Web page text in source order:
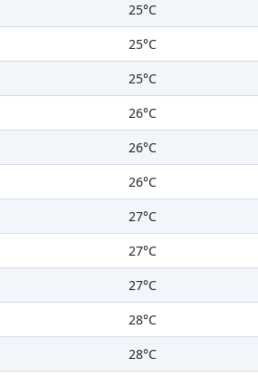
25°C
25°C
25°C
26°C
26°C
26°C
27°C
27°C
27°C
28°C
28°C